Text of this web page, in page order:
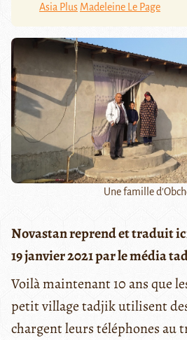
Asia Plus Madeleine Le Page
Une famille
Novastan reprend et traduit
19 janvier 2021 par le média
Voilà maintenant 10 ans que
petit village tadjik utilisent
chargent leurs téléphones au